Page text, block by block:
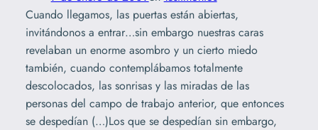
Cuando llegamos, las puertas están abiertas,
invitándonos a entrar…sin embargo nuestras caras
revelaban un enorme asombro y un cierto miedo
también, cuando contemplábamos totalmente
descolocados, las sonrisas y las miradas de las
personas del campo de trabajo anterior, que entonces
se despedían (…)Los que se despedían sin embargo,